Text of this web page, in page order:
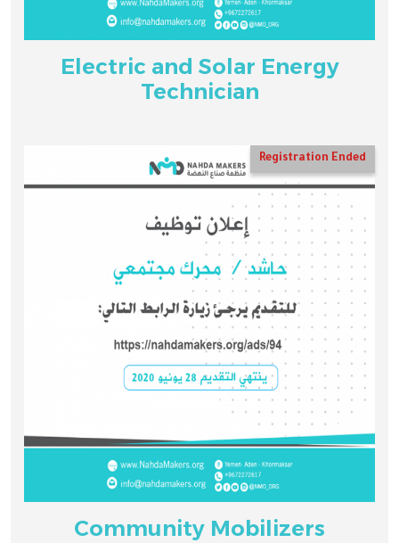
Electric and Solar Energy
Technician
Registration Ended
Community Mobilizers